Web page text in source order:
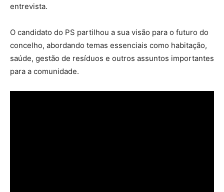
entrevista.
O candidato do PS partilhou a sua visão para o futuro do
concelho, abordando temas essenciais como habitação,
saúde, gestão de resíduos e outros assuntos importantes
para a comunidade.